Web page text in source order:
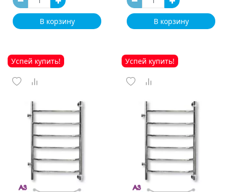
В корзину В корзину
Успей купить! Успей купить!